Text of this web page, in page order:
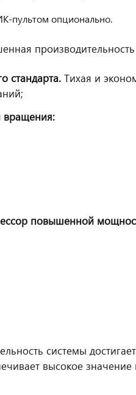
пультом опционально.
стандарта. Тихая и
вращения:
повышенной
системы
высокое